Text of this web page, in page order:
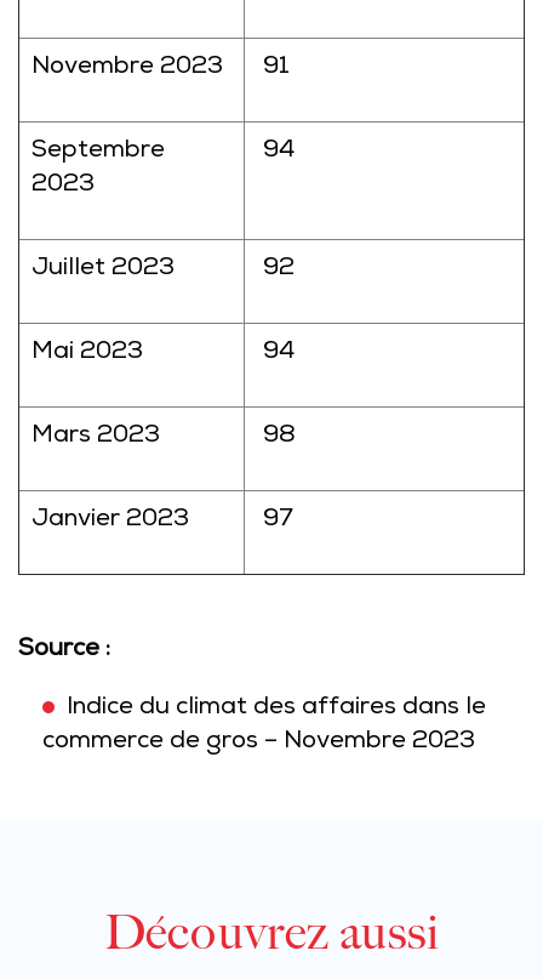
Novembre 2023 91
Septembre
2023
94
Juillet 2023 92
Mai 2023 94
Mars 2023 98
Janvier 2023 97
Source :
Indice du climat des affaires dans le
commerce de gros – Novembre 2023
Découvrez aussi